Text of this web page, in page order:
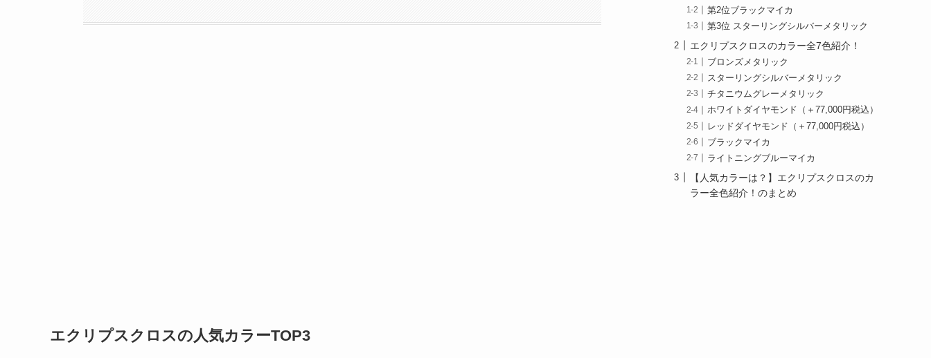
エクリプスクロスの人気カラーTOP3
第2位ブラックマイカ
第3位 スターリングシルバーメタリック
エクリプスクロスのカラー全7色紹介！
ブロンズメタリック
スターリングシルバーメタリック
チタニウムグレーメタリック
ホワイトダイヤモンド（＋77,000円税込）
レッドダイヤモンド（＋77,000円税込）
ブラックマイカ
ライトニングブルーマイカ
【人気カラーは？】エクリプスクロスのカ
ラー全色紹介！のまとめ